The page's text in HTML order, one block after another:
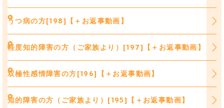
うつ病の方[198]【＋お返事動画】
軽度知的障害の方（ご家族より）[197]【＋お返事動画】
双極性感情障害の方[196]【＋お返事動画】
知的障害の方（ご家族より）[195]【＋お返事動画】